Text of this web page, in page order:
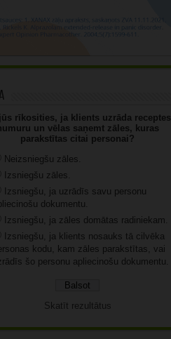
rīkosities, ja klients uzrāda receptes
un vēlas saņemt zāles, kuras
parakstītas citai personai?
Neizsniegšu zāles.
Izsniegšu zāles.
Izsniegšu, ja uzrādīs savu personu
dokumentu.
Izsniegšu, ja zāles domātas radiniekam.
Izsniegšu, ja klients nosauks tā cilvēka
kodu, kam zāles parakstītas, vai
šo personu apliecinošu dokumentu.
Skatīt rezultātus